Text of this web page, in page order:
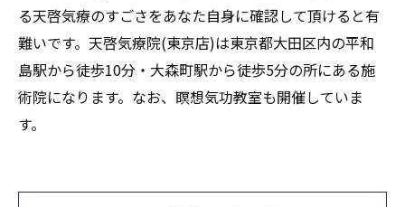
る天啓気療のすごさをあなた自身に確認して頂けると有
難いです。天啓気療院(東京店)は東京都大田区内の平和
島駅から徒歩10分・大森町駅から徒歩5分の所にある施
術院になります。なお、瞑想気功教室も開催していま
す。